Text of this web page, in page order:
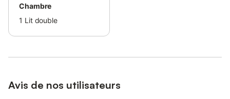
Chambre
1 Lit double
Avis de nos utilisateurs